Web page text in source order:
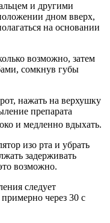
и другими
дном вверх,
на основании
возможно, затем
сомкнув губы
нажать на верхушку
препарата
и медленно вдыхать.
изо рта и убрать
задерживать
возможно.
следует
через 30 с